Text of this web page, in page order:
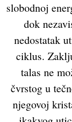
slobodnoj
dok
nedostatak
ciklus.
talas ne
čvrstog u
njegovoj